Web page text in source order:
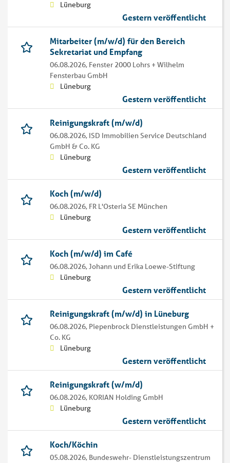
Lüneburg
Gestern veröffentlicht
Mitarbeiter (m/w/d) für den Bereich
Sekretariat und Empfang
06.08.2026, Fenster 2000 Lohrs + Wilhelm
Fensterbau GmbH
Lüneburg
Gestern veröffentlicht
Reinigungskraft (m/w/d)
06.08.2026, ISD Immobilien Service Deutschland
GmbH & Co. KG
Lüneburg
Gestern veröffentlicht
Koch (m/w/d)
06.08.2026, FR L'Osteria SE München
Lüneburg
Gestern veröffentlicht
Koch (m/w/d) im Café
06.08.2026,Johann und Erika Loewe-Stiftung
Lüneburg
Gestern veröffentlicht
Reinigungskraft (m/w/d) in Lüneburg
06.08.2026, Piepenbrock Dienstleistungen GmbH +
Co. KG
Lüneburg
Gestern veröffentlicht
Reinigungskraft (w/m/d)
06.08.2026, KORIAN Holding GmbH
Lüneburg
Gestern veröffentlicht
Koch/Köchin
05.08.2026, Bundeswehr- Dienstleistungszentrum